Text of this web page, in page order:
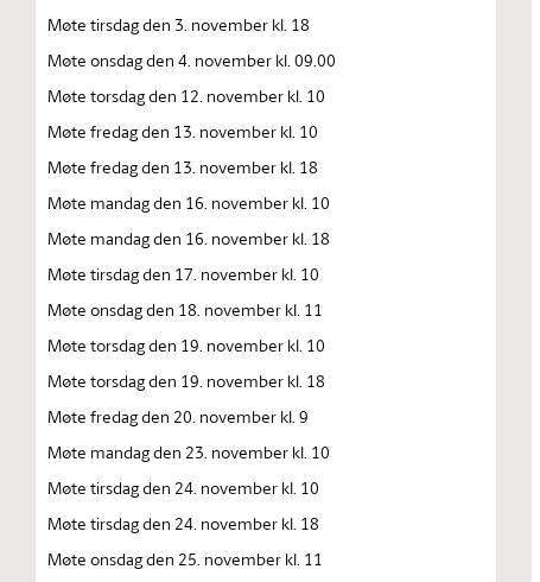
Møte tirsdag den 3. november kl. 18
Møte onsdag den 4. november kl. 09.00
Møte torsdag den 12. november kl. 10
Møte fredag den 13. november kl. 10
Møte fredag den 13. november kl. 18
Møte mandag den 16. november kl. 10
Møte mandag den 16. november kl. 18
Møte tirsdag den 17. november kl. 10
Møte onsdag den 18. november kl. 11
Møte torsdag den 19. november kl. 10
Møte torsdag den 19. november kl. 18
Møte fredag den 20. november kl. 9
Møte mandag den 23. november kl. 10
Møte tirsdag den 24. november kl. 10
Møte tirsdag den 24. november kl. 18
Møte onsdag den 25. november kl. 11